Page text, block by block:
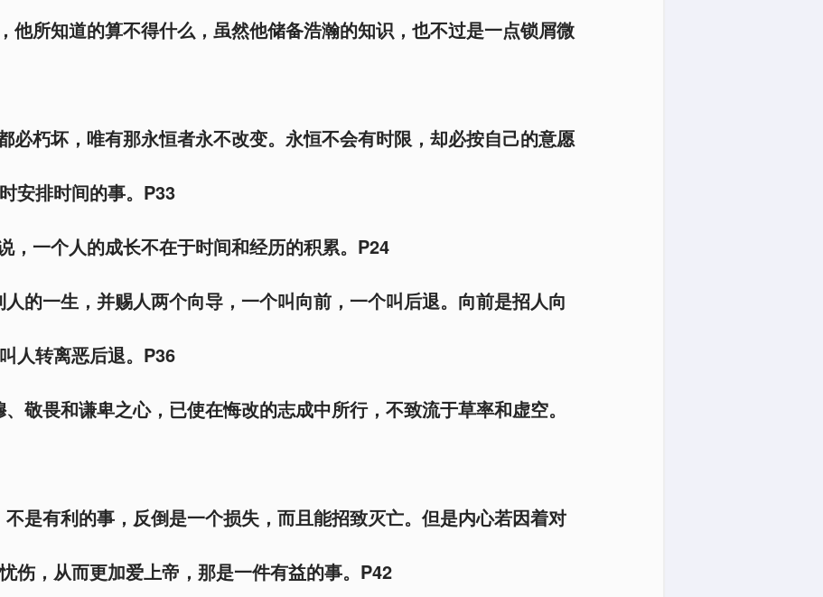
他所知道的算不得什么，虽然他储备浩瀚的知识，也不过是一点锁屑微
必朽坏，唯有那永恒者永不改变。永恒不会有时限，却必按自己的意愿
安排时间的事。P33
，一个人的成长不在于时间和经历的积累。P24
的一生，并赐人两个向导，一个叫向前，一个叫后退。向前是招人向
人转离恶后退。P36
敬畏和谦卑之心，已使在悔改的志成中所行，不致流于草率和虚空。
是有利的事，反倒是一个损失，而且能招致灭亡。但是内心若因着对
伤，从而更加爱上帝，那是一件有益的事。P42